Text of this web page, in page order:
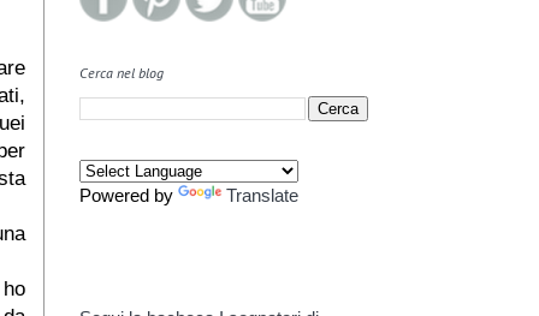
Cerca nel blog
Powered by Translate